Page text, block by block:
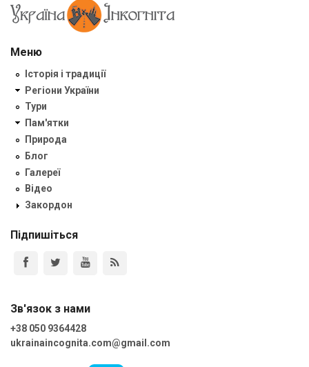
Меню
Історія і традиції
Регіони України
Тури
Пам'ятки
Природа
Блог
Галереї
Відео
Закордон
Підпишіться
Зв'язок з нами
+38 050 9364428
ukrainaincognita.com@gmail.com